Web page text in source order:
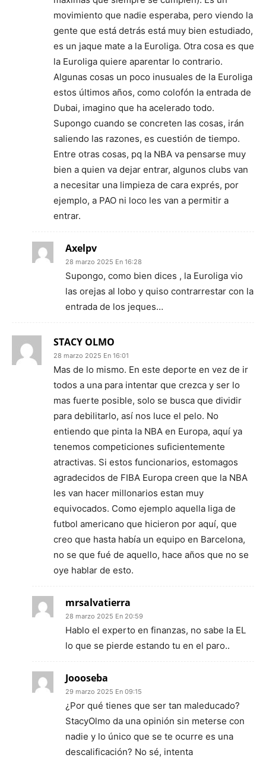
movimiento que nadie esperaba, pero viendo la
gente que está detrás está muy bien estudiado,
es un jaque mate a la Euroliga. Otra cosa es que
la Euroliga quiere aparentar lo contrario.
Algunas cosas un poco inusuales de la Euroliga
estos últimos años, como colofón la entrada de
Dubai, imagino que ha acelerado todo.
Supongo cuando se concreten las cosas, irán
saliendo las razones, es cuestión de tiempo.
Entre otras cosas, pq la NBA va pensarse muy
bien a quien va dejar entrar, algunos clubs van
a necesitar una limpieza de cara exprés, por
ejemplo, a PAO ni loco les van a permitir a
entrar.
Axelpv
28 marzo 2025 En 16:28
Supongo, como bien dices , la Euroliga vio
las orejas al lobo y quiso contrarrestar con la
entrada de los jeques…
STACY OLMO
28 marzo 2025 En 16:01
Mas de lo mismo. En este deporte en vez de ir
todos a una para intentar que crezca y ser lo
mas fuerte posible, solo se busca que dividir
para debilitarlo, así nos luce el pelo. No
entiendo que pinta la NBA en Europa, aquí ya
tenemos competiciones suficientemente
atractivas. Si estos funcionarios, estomagos
agradecidos de FIBA Europa creen que la NBA
les van hacer millonarios estan muy
equivocados. Como ejemplo aquella liga de
futbol americano que hicieron por aquí, que
creo que hasta había un equipo en Barcelona,
no se que fué de aquello, hace años que no se
oye hablar de esto.
mrsalvatierra
28 marzo 2025 En 20:59
Hablo el experto en finanzas, no sabe la EL
lo que se pierde estando tu en el paro..
Joooseba
29 marzo 2025 En 09:15
¿Por qué tienes que ser tan maleducado?
StacyOlmo da una opinión sin meterse con
nadie y lo único que se te ocurre es una
descalificación? No sé, intenta